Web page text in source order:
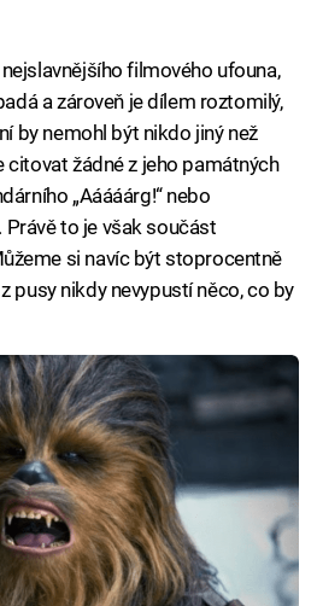
filmového ufouna,
a zároveň je dílem roztomilý,
by nemohl být nikdo jiný než
citovat žádné z jeho památných
„Aáááárg!“ nebo
Právě to je však součást
si navíc být stoprocentně
pusy nikdy nevypustí něco, co by